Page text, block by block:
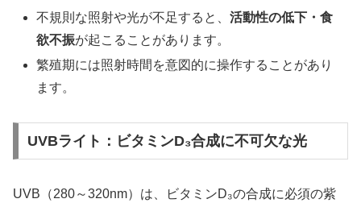
不規則な照射や光が不足すると、活動性の低下・食
欲不振が起こることがあります。
繁殖期には照射時間を意図的に操作することがあり
ます。
UVBライト：ビタミンD₃合成に不可欠な光
UVB（280～320nm）は、ビタミンD₃の合成に必須の紫